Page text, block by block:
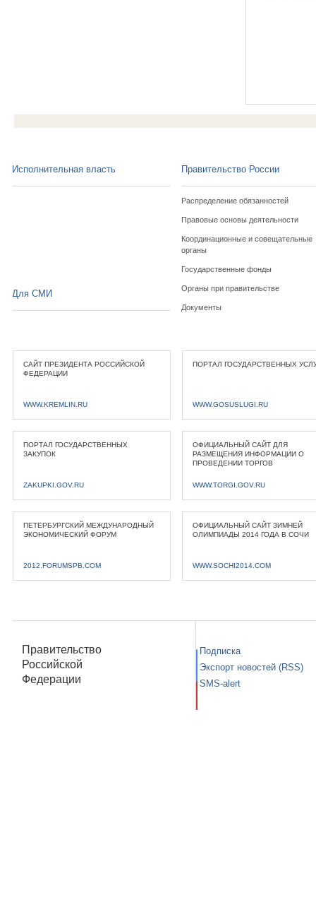
Исполнительная власть Правительство России
Распределение обязанностей
Правовые основы деятельности
Координационные и совещательные
органы
Государственные фонды
Органы при правительстве
Документы
Для СМИ
САЙТ ПРЕЗИДЕНТА РОССИЙСКОЙ
ФЕДЕРАЦИИ
WWW.KREMLIN.RU
ПОРТАЛ ГОСУДАРСТВЕННЫХ
WWW.GOSUSLUGI.RU
ПОРТАЛ ГОСУДАРСТВЕННЫХ
ЗАКУПОК
ZAKUPKI.GOV.RU
ОФИЦИАЛЬНЫЙ САЙТ ДЛЯ
РАЗМЕЩЕНИЯ ИНФОРМАЦИИ О
ПРОВЕДЕНИИ ТОРГОВ
WWW.TORGI.GOV.RU
ПЕТЕРБУРГСКИЙ МЕЖДУНАРОДНЫЙ
ЭКОНОМИЧЕСКИЙ ФОРУМ
2012.FORUMSPB.COM
ОФИЦИАЛЬНЫЙ САЙТ ЗИМНЕЙ
ОЛИМПИАДЫ 2014 ГОДА В СОЧИ
WWW.SOCHI2014.COM
Правительство
Российской
Федерации
Подписка
Экспорт новостей (RSS)
SMS-alert